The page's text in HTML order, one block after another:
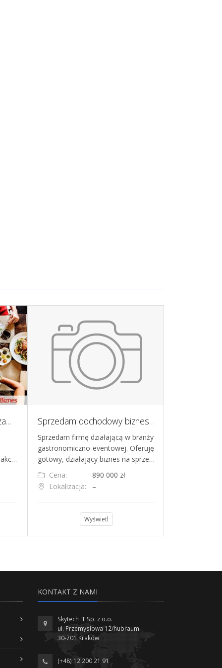
Restauracja, Bielany Warszawskie Sprzedam dochodowy biznes gastronomiczno-eventowy - mobilne bary sushi na wesela i eventy premium
Sprzedam firmę działającą w branży
gastronomiczno-eventowej. Oferuję
gotowy, działający biznes na sprze…
Cena:
890 000 zł
Lokalizacja:
–
Wyświetl
KONTAKT Z NAMI
Skytech IT Sp. z o.o.
ul. Przemysłowa 12/hubraum
30-701 Kraków
(+48) 12 200 21 91